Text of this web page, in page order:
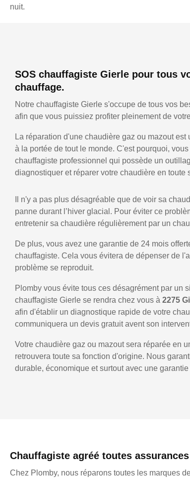
nuit.
SOS chauffagiste Gierle pour tous
chauffage.
Notre chauffagiste Gierle s'occupe de tous vos
afin que vous puissiez profiter pleinement de
La réparation d'une chaudière gaz ou mazout
à la portée de tout le monde. C'est pourquoi, vous
chauffagiste professionnel qui possède un
diagnostiquer et réparer votre chaudière en toute
Il n'y a pas plus désagréable que de voir sa
panne durant l’hiver glacial. Pour éviter ce
entretenir sa chaudière régulièrement par un
De plus, vous avez une garantie de 24 mois
chauffagiste. Cela vous évitera de dépenser de
problème se reproduit.
Plomby vous évite tous ces désagrément par un
chauffagiste Gierle se rendra chez vous à 2275
afin d'établir un diagnostique rapide de votre
communiquera un devis gratuit avent son
Votre chaudière gaz ou mazout sera réparée en
retrouvera toute sa fonction d'origine. Nous
durable, économique et surtout avec une
Chauffagiste agréé toutes
Chez Plomby, nous réparons toutes les marques